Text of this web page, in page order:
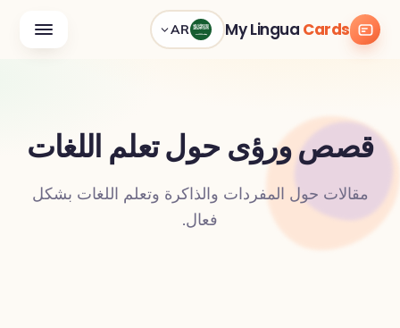
My Lingua Cards
AR
قصص ورؤى حول تعلم اللغات
مقالات حول المفردات والذاكرة وتعلم اللغات بشكل
فعال.